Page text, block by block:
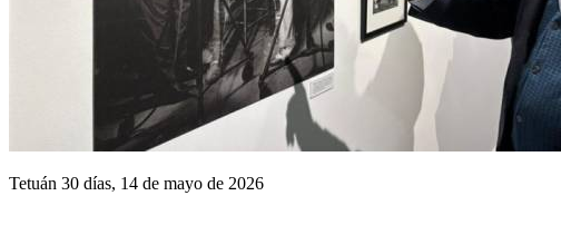
Tetuán 30 días, 14 de mayo de 2026